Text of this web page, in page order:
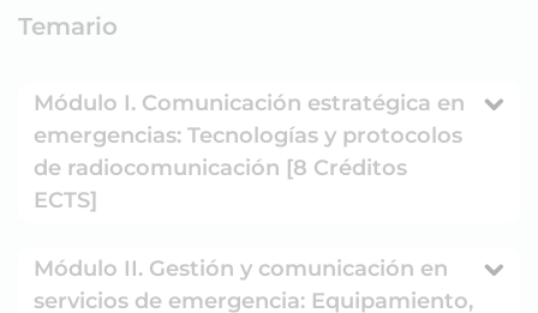
Temario
Módulo I. Comunicación estratégica en
emergencias: Tecnologías y protocolos
de radiocomunicación [8 Créditos
ECTS]
Módulo II. Gestión y comunicación en
servicios de emergencia: Equipamiento,